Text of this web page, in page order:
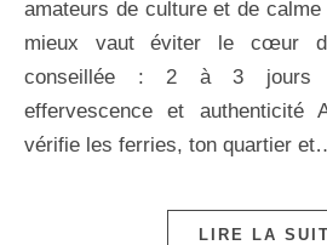
amateurs de culture et de
mieux vaut éviter le cœur
conseillée : 2 à 3 jours
effervescence et authenticité
vérifie les ferries, ton quartier
LIRE LA